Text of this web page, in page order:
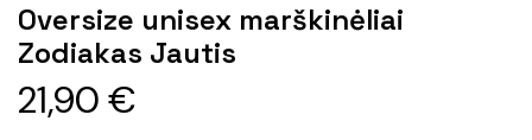
Oversize unisex marškinėliai
Zodiakas Jautis
21,90€